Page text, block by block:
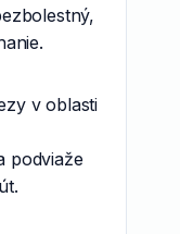
v oblasti
podviaže